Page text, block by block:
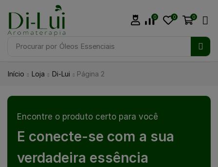
Procurar por Óleos Essenciais
0 0 0
Início Loja Di-Lui Página 2
Encontre o produto certo para você
E conecte-se com a sua
verdadeira essência